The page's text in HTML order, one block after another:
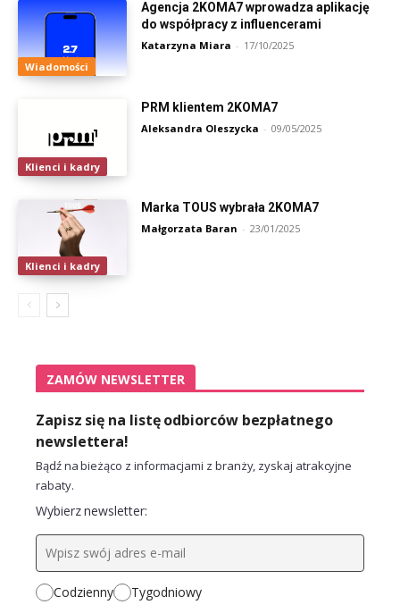
Wiadomości
Agencja 2KOMA7 wprowadza aplikację
do współpracy z influencerami
Katarzyna Miara - 17/10/2025
Klienci i kadry
PRM klientem 2KOMA7
Aleksandra Oleszycka - 09/05/2025
Klienci i kadry
Marka TOUS wybrała 2KOMA7
Małgorzata Baran - 23/01/2025
ZAMÓW NEWSLETTER
Zapisz się na listę odbiorców bezpłatnego
newslettera!
Bądź na bieżąco z informacjami z branży, zyskaj atrakcyjne
rabaty.
Wybierz newsletter:
Codzienny Tygodniowy